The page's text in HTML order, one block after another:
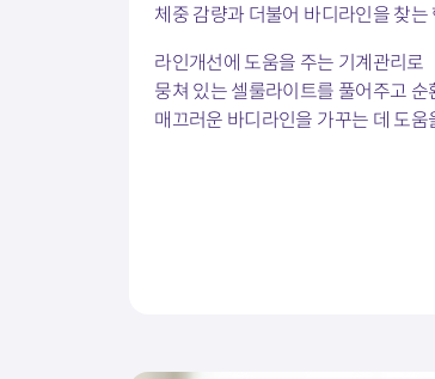
체중 감량과 더불어 바디라인을 찾는
라인개선에 도움을 주는 기계관리로
뭉쳐 있는 셀룰라이트를 풀어주고 순
매끄러운 바디라인을 가꾸는 데 도움